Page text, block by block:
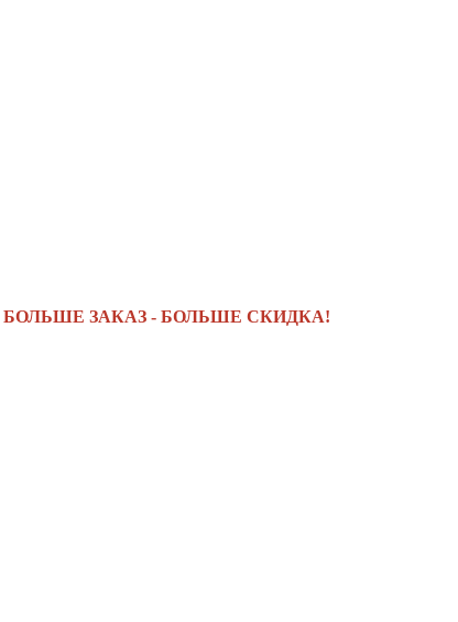
БОЛЬШЕ ЗАКАЗ - БОЛЬШЕ СКИДКА!